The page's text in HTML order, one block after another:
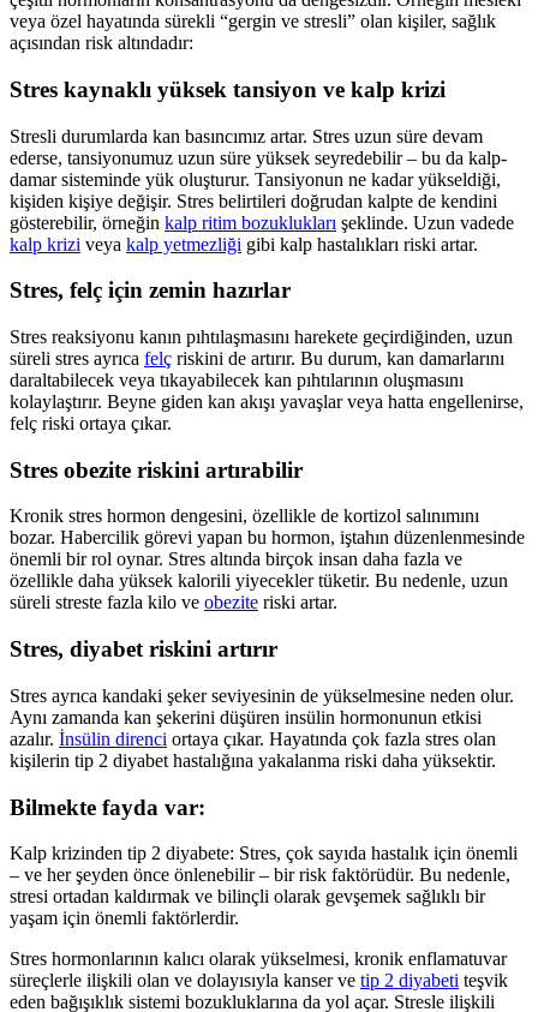
veya özel hayatında sürekli “gergin ve stresli” olan kişiler, sağlık
açısından risk altındadır:
Stres kaynaklı yüksek tansiyon ve kalp krizi
Stresli durumlarda kan basıncımız artar. Stres uzun süre devam
ederse, tansiyonumuz uzun süre yüksek seyredebilir – bu da kalp-
damar sisteminde yük oluşturur. Tansiyonun ne kadar yükseldiği,
kişiden kişiye değişir. Stres belirtileri doğrudan kalpte de kendini
gösterebilir, örneğin kalp ritim bozuklukları şeklinde. Uzun vadede
kalp krizi veya kalp yetmezliği gibi kalp hastalıkları riski artar.
Stres, felç için zemin hazırlar
Stres reaksiyonu kanın pıhtılaşmasını harekete geçirdiğinden, uzun
süreli stres ayrıca felç riskini de artırır. Bu durum, kan damarlarını
daraltabilecek veya tıkayabilecek kan pıhtılarının oluşmasını
kolaylaştırır. Beyne giden kan akışı yavaşlar veya hatta engellenirse,
felç riski ortaya çıkar.
Stres obezite riskini artırabilir
Kronik stres hormon dengesini, özellikle de kortizol salınımını
bozar. Habercilik görevi yapan bu hormon, iştahın düzenlenmesinde
önemli bir rol oynar. Stres altında birçok insan daha fazla ve
özellikle daha yüksek kalorili yiyecekler tüketir. Bu nedenle, uzun
süreli streste fazla kilo ve obezite riski artar.
Stres, diyabet riskini artırır
Stres ayrıca kandaki şeker seviyesinin de yükselmesine neden olur.
Aynı zamanda kan şekerini düşüren insülin hormonunun etkisi
azalır. İnsülin direnci ortaya çıkar. Hayatında çok fazla stres olan
kişilerin tip 2 diyabet hastalığına yakalanma riski daha yüksektir.
Bilmekte fayda var:
Kalp krizinden tip 2 diyabete: Stres, çok sayıda hastalık için önemli
– ve her şeyden önce önlenebilir – bir risk faktörüdür. Bu nedenle,
stresi ortadan kaldırmak ve bilinçli olarak gevşemek sağlıklı bir
yaşam için önemli faktörlerdir.
Stres hormonlarının kalıcı olarak yükselmesi, kronik enflamatuvar
süreçlerle ilişkili olan ve dolayısıyla kanser ve tip 2 diyabeti teşvik
eden bağışıklık sistemi bozukluklarına da yol açar. Stresle ilişkili